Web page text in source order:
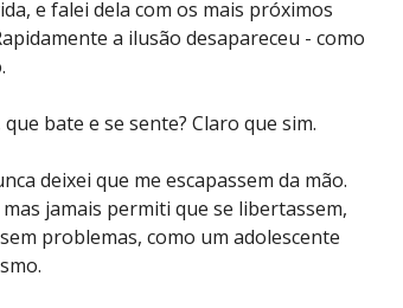
e falei dela com os mais próximos
a ilusão desapareceu - como
bate e se sente? Claro que sim.
deixei que me escapassem da mão.
jamais permiti que se libertassem,
problemas, como um adolescente